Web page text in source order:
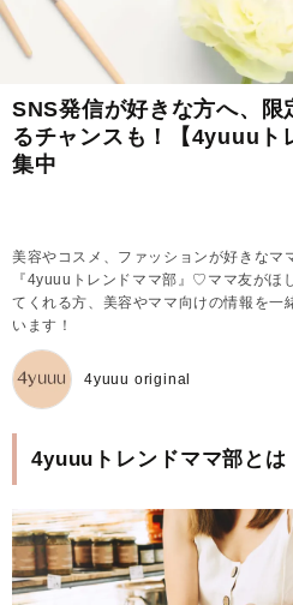
SNS発信が好きな方へ、限
るチャンスも！【4yuuuト
集中
美容やコスメ、ファッションが好きなマ
『4yuuuトレンドママ部』♡ママ友がほ
てくれる方、美容やママ向けの情報を一
います！
4yuuu original
4yuuuトレンドママ部とは